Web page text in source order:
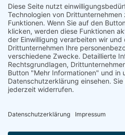
Fleischerei Kastner
Fleisch, Gastronomie, Geschenke,
Getreideprodukte, Gourmet-
Milchprodukte, Obst & Gemüse,
Hofprodukte
Produktübersicht
Bauchspeck, Bauernbrot, Brot,
Speck g.g.A.